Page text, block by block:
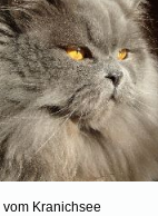
vom Kranichsee